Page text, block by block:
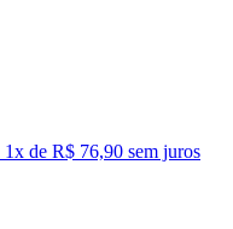
1x de R$ 76,90 sem juros